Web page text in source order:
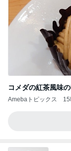
コメダの紅茶風味
Amebaトピックス